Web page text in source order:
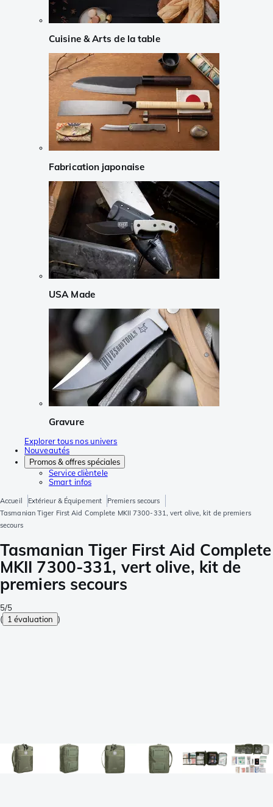
Cuisine & Arts de la table
Fabrication japonaise
USA Made
Gravure
Explorer tous nos univers
Nouveautés
Promos & offres spéciales
Service clièntele
Smart infos
Accueil Extérieur & Équipement
Premiers secours
Tasmanian Tiger First Aid Complete MKII 7300-331, vert olive, kit de premiers
secours
Tasmanian Tiger First Aid Complete
MKII 7300-331, vert olive, kit de
premiers secours
5/5
( 1 évaluation )